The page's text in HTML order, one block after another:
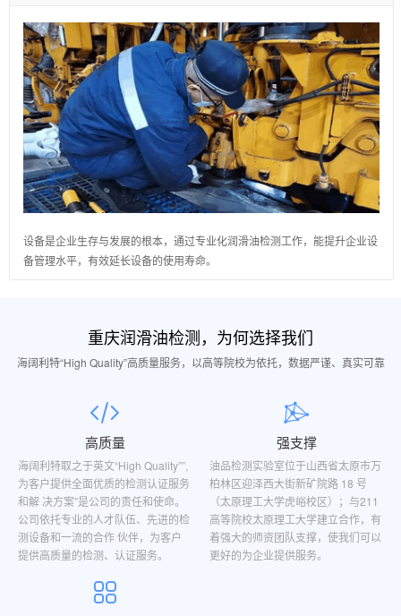
设备是企业生存与发展的根本，通过专业化润滑油检测工作，能提升企业设
备管理水平，有效延长设备的使用寿命。
重庆润滑油检测，为何选择我们
海阔利特“High Quality”高质量服务，以高等院校为依托，数据严谨、真实可靠
高质量
海阔利特取之于英文“High Quality””,
为客户提供全面优质的检测认证服务
和解 决方案”是公司的责任和使命。
公司依托专业的人才队伍、先进的检
测设备和一流的合作 伙伴，为客户
提供高质量的检测、认证服务。
强支撑
油品检测实验室位于山西省太原市万
柏林区迎泽西大街新矿院路 18 号
（太原理工大学虎峪校区）；与211
高等院校太原理工大学建立合作，有
着强大的师资团队支撑，使我们可以
更好的为企业提供服务。